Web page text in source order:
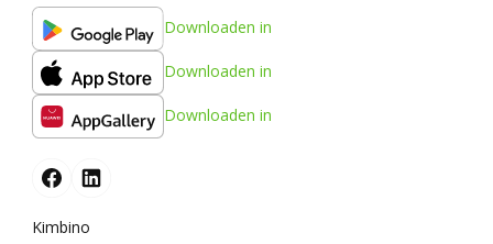
Downloaden in
Downloaden in
Downloaden in
Kimbino